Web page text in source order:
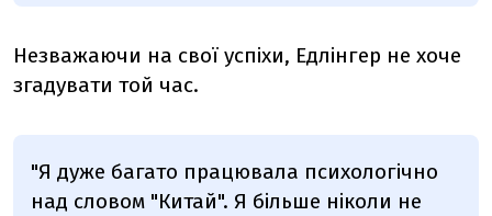
Незважаючи на свої успіхи, Едлінгер не хоче
згадувати той час.
"Я дуже багато працювала психологічно
над словом "Китай". Я більше ніколи не